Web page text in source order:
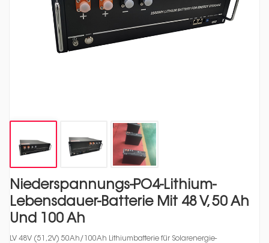
Niederspannungs-PO4-Lithium-
Lebensdauer-Batterie Mit 48 V, 50 Ah
Und 100 Ah
LV 48V (51,2V) 50Ah/100Ah Lithiumbatterie für Solarenergie-